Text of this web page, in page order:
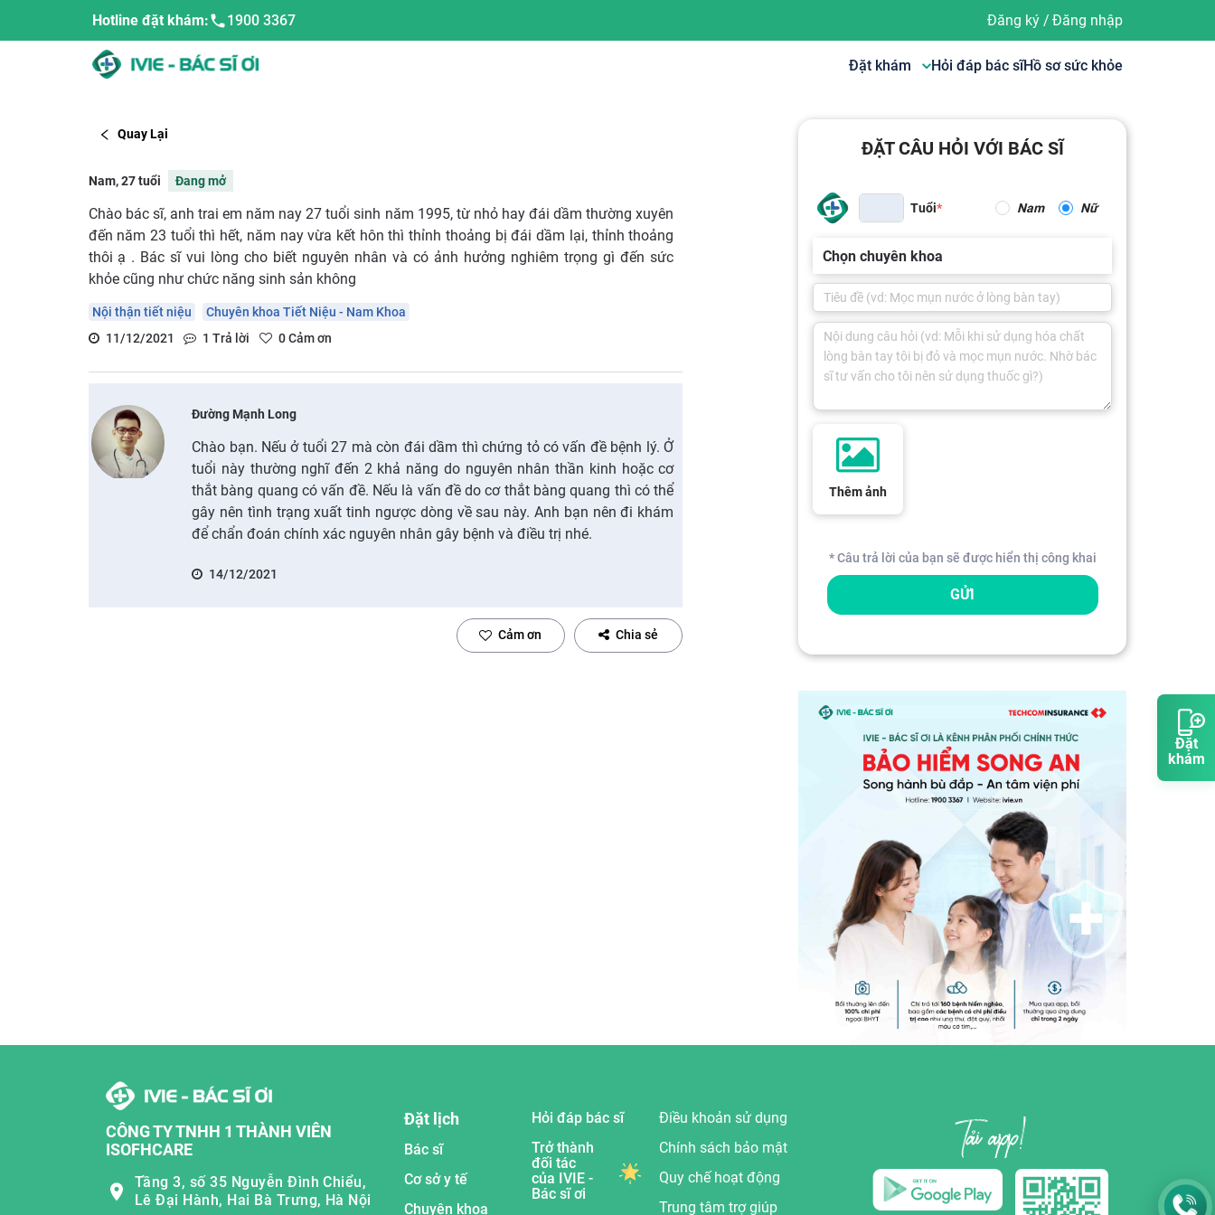
Đặt
khám
Hotline đặt khám: 1900 3367 Đăng ký/ Đăng nhập
Đặt khám Hỏi đáp bác sĩHồ sơ sức khỏe
Quay Lại
Nam, 27 tuổi Đang mở
Chào bác sĩ, anh trai em năm nay 27 tuổi sinh năm 1995, từ nhỏ hay đái dầm thường xuyên
đến năm 23 tuổi thì hết, năm nay vừa kết hôn thì thỉnh thoảng bị đái dầm lại, thỉnh thoảng
thôi ạ . Bác sĩ vui lòng cho biết nguyên nhân và có ảnh hưởng nghiêm trọng gì đến sức
khỏe cũng như chức năng sinh sản không
Nội thận tiết niệu
Chuyên khoa Tiết Niệu - Nam Khoa
11/12/2021
1 Trả lời 0Cảm ơn
Đường Mạnh Long
Chào bạn. Nếu ở tuổi 27 mà còn đái dầm thì chứng tỏ có vấn đề bệnh lý. Ở
tuổi này thường nghĩ đến 2 khả năng do nguyên nhân thần kinh hoặc cơ
thắt bàng quang có vấn đề. Nếu là vấn đề do cơ thắt bàng quang thì có thể
gây nên tình trạng xuất tinh ngược dòng về sau này. Anh bạn nên đi khám
để chẩn đoán chính xác nguyên nhân gây bệnh và điều trị nhé.
14/12/2021
Cảm ơn Chia sẻ
ĐẶT CÂU HỎI VỚI BÁC SĨ
Tuổi Nam Nữ
Chọn chuyên khoa
Thêm ảnh
* Câu trả lời của bạn sẽ được hiển thị công khai
GỬI
CÔNG TY TNHH 1 THÀNH VIÊN
ISOFHCARE
Tầng 3, số 35 Nguyễn Đình Chiểu,
Lê Đại Hành, Hai Bà Trưng, Hà Nội
Đặt lịch
Bác sĩ
Cơ sở y tế
Chuyên khoa
Hỏi đáp bác sĩ
Trở thành
đối tác
của IVIE -
Bác sĩ ơi
Điều khoản sử dụng
Chính sách bảo mật
Quy chế hoạt động
Trung tâm trợ giúp